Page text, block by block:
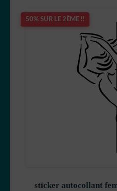
50% SUR LE 2ÈME !!
sticker autocollant